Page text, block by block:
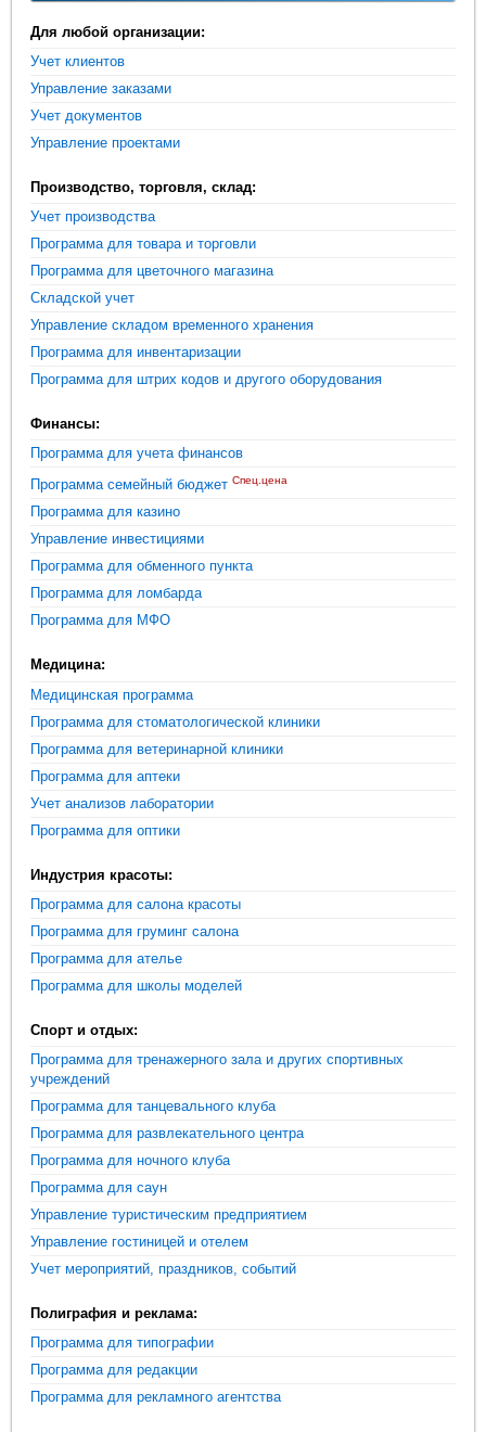
Для любой организации:
Учет клиентов
Управление заказами
Учет документов
Управление проектами
Производство, торговля, склад:
Учет производства
Программа для товара и торговли
Программа для цветочного магазина
Складской учет
Управление складом временного хранения
Программа для инвентаризации
Программа для штрих кодов и другого оборудования
Финансы:
Программа для учета финансов
Программа семейный бюджет Спец.цена
Программа для казино
Управление инвестициями
Программа для обменного пункта
Программа для ломбарда
Программа для МФО
Медицина:
Медицинская программа
Программа для стоматологической клиники
Программа для ветеринарной клиники
Программа для аптеки
Учет анализов лаборатории
Программа для оптики
Индустрия красоты:
Программа для салона красоты
Программа для груминг салона
Программа для ателье
Программа для школы моделей
Спорт и отдых:
Программа для тренажерного зала и других спортивных
учреждений
Программа для танцевального клуба
Программа для развлекательного центра
Программа для ночного клуба
Программа для саун
Управление туристическим предприятием
Управление гостиницей и отелем
Учет мероприятий, праздников, событий
Полиграфия и реклама:
Программа для типографии
Программа для редакции
Программа для рекламного агентства